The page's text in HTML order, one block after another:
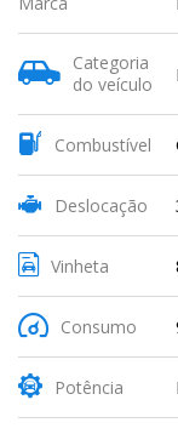
Categoria
do veículo
Combustível
Deslocação
Vinheta
Consumo
Potência